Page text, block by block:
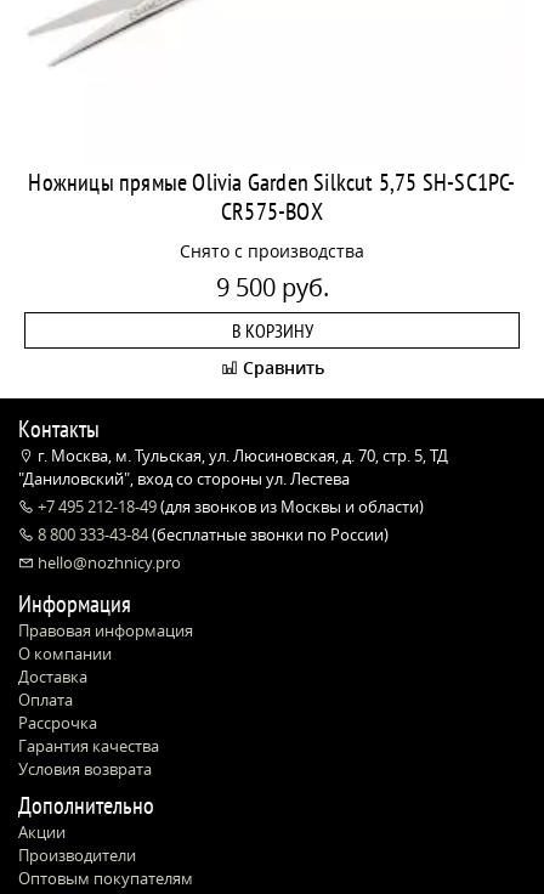
Ножницы прямые Olivia Garden Silkcut 5,75 SH-SC1PC-
CR575-BOX
Снято с производства
9 500 руб.
В КОРЗИНУ
Сравнить
Контакты
г. Москва, м. Тульская, ул. Люсиновская, д. 70, стр. 5, ТД
"Даниловский", вход со стороны ул. Лестева
+7 495 212-18-49(для звонков из Москвы и области)
8 800 333-43-84(бесплатные звонки по России)
hello@nozhnicy.pro
Информация
Правовая информация
О компании
Доставка
Оплата
Рассрочка
Гарантия качества
Условия возврата
Дополнительно
Акции
Производители
Оптовым покупателям